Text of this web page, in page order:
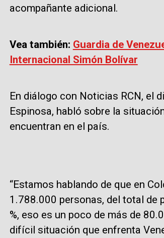
acompañante adicional.
Vea también: Guardia de
Internacional Simón Bolívar
En diálogo con Noticias RCN, el
Espinosa, habló sobre la
encuentran en el país.
“Estamos hablando de que en
1.788.000 personas, del total de
%, eso es un poco de más de
difícil situación que enfrenta